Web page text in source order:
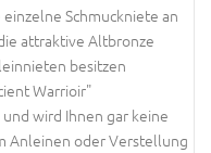
Schmuckniete an
attraktive Altbronze
besitzen
Warrioir"
wird Ihnen gar keine
Anleinen oder Verstellung